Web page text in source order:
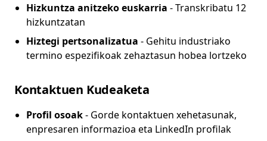
Hizkuntza anitzeko euskarria - Transkribatu 12
hizkuntzatan
Hiztegi pertsonalizatua - Gehitu industriako
termino espezifikoak zehaztasun hobea lortzeko
Kontaktuen Kudeaketa
Profil osoak- Gorde kontaktuen xehetasunak,
enpresaren informazioa eta LinkedIn profilak